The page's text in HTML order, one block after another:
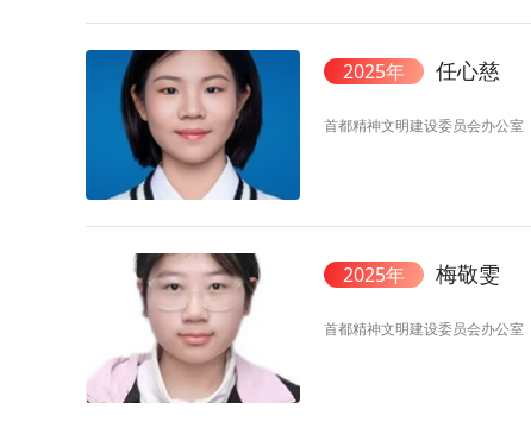
2025年 任心慈
首都精神文明建设委员会办公室
2025年 梅敬雯
首都精神文明建设委员会办公室